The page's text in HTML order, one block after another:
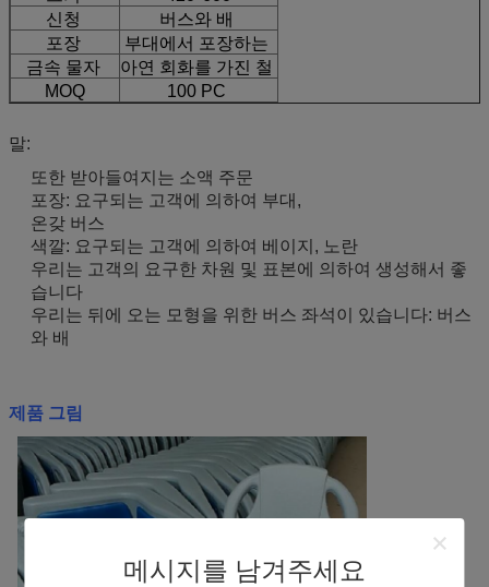
메시지를 남겨주세요
신청
버스와 배
포장
부대에서 포장하는
금속 물자
아연 회화를 가진 철
MOQ
100 PC
말:
또한 받아들여지는 소액 주문
포장: 요구되는 고객에 의하여 부대,
온갖 버스
색깔: 요구되는 고객에 의하여 베이지, 노란
우리는 고객의 요구한 차원 및 표본에 의하여 생성해서 좋
습니다
우리는 뒤에 오는 모형을 위한 버스 좌석이 있습니다: 버스
와 배
제품 그림